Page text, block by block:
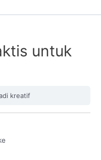
untuk
kreatif